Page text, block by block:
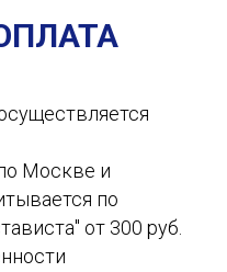
Москве и
по
от 300 руб.